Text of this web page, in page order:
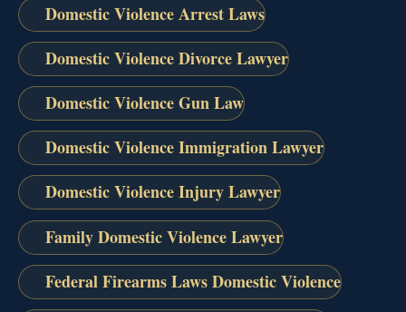
Domestic Violence Arrest Laws
Domestic Violence Divorce Lawyer
Domestic Violence Gun Law
Domestic Violence Immigration Lawyer
Domestic Violence Injury Lawyer
Family Domestic Violence Lawyer
Federal Firearms Laws Domestic Violence